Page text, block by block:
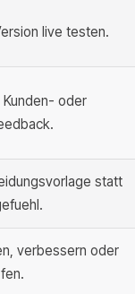
live testen.
oder
statt
verbessern oder